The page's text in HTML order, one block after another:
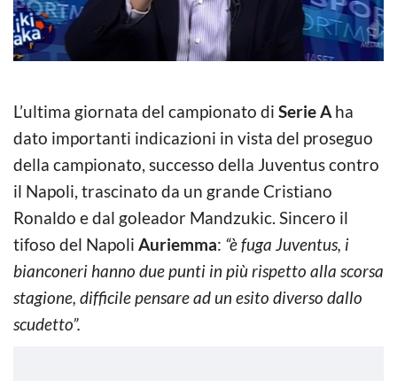
L’ultima giornata del campionato di Serie A ha
dato importanti indicazioni in vista del proseguo
della campionato, successo della Juventus contro
il Napoli, trascinato da un grande Cristiano
Ronaldo e dal goleador Mandzukic. Sincero il
tifoso del Napoli Auriemma: “è fuga Juventus, i
bianconeri hanno due punti in più rispetto alla scorsa
stagione, difficile pensare ad un esito diverso dallo
scudetto”.